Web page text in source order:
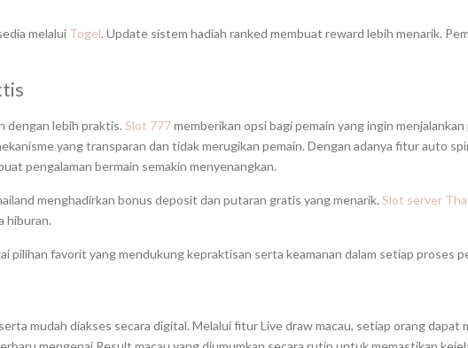
melalui Togel. Update sistem hadiah ranked membuat reward lebih menarik.
dengan lebih praktis. Slot 777memberikan opsi bagi pemain yang ingin
yang transparan dan tidak merugikan pemain. Dengan adanya fitur auto
pengalaman bermain semakin menyenangkan.
menghadirkan bonus deposit dan putaran gratis yang menarik. Slot server
hiburan.
pilihan favorit yang mendukung kepraktisan serta keamanan dalam setiap proses
mudah diakses secara digital. Melalui fitur Live draw macau, setiap orang dapat